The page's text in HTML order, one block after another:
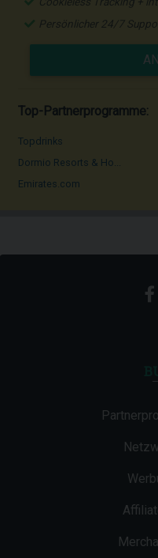
Persönlicher 24/7
Top-Partnerprogramme:
Topdrinks
Dormio Resorts & Ho...
Emirates.com